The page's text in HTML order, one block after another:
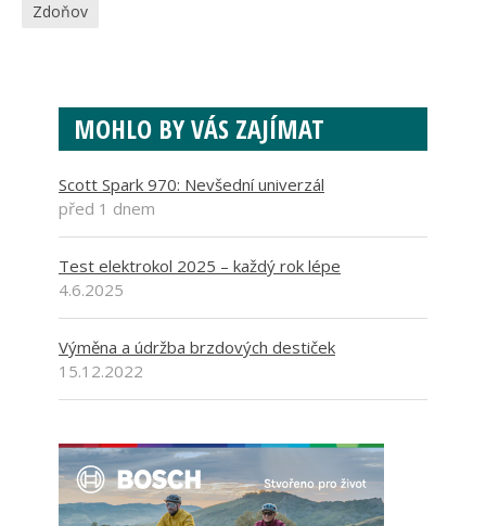
Zdoňov
MOHLO BY VÁS ZAJÍMAT
Scott Spark 970: Nevšední univerzál
před 1 dnem
Test elektrokol 2025 – každý rok lépe
4.6.2025
Výměna a údržba brzdových destiček
15.12.2022